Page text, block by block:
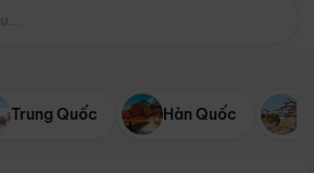
Trung Quốc Hàn Quốc